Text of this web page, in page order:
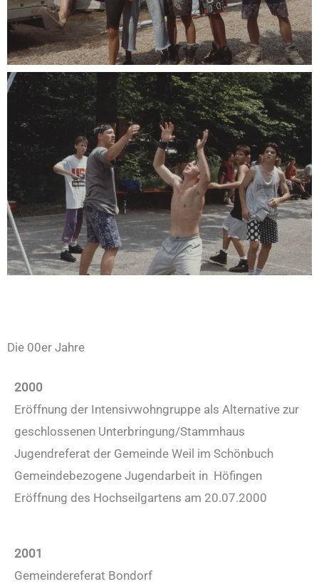
Die 00er Jahre
2000
Eröffnung der Intensivwohngruppe als Alternative zur
geschlossenen Unterbringung/Stammhaus
Jugendreferat der Gemeinde Weil im Schönbuch
Gemeindebezogene Jugendarbeit in Höfingen
Eröffnung des Hochseilgartens am 20.07.2000
2001
Gemeindereferat Bondorf